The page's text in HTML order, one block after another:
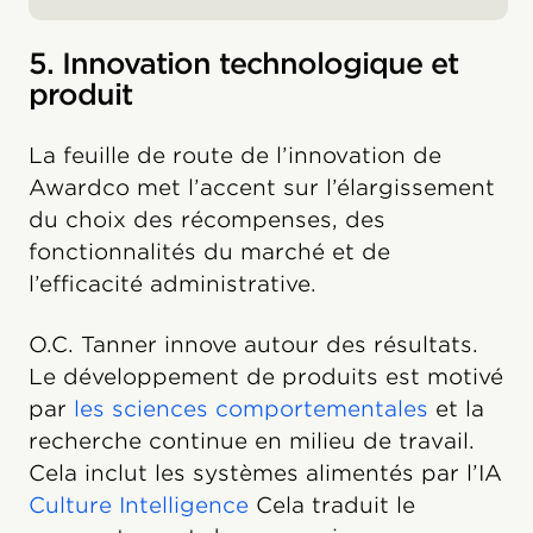
5. Innovation technologique et
produit
La feuille de route de l’innovation de
Awardco met l’accent sur l’élargissement
du choix des récompenses, des
fonctionnalités du marché et de
l’efficacité administrative.
O.C. Tanner innove autour des résultats.
Le développement de produits est motivé
par les sciences comportementales et la
recherche continue en milieu de travail.
Cela inclut les systèmes alimentés par l’IA
Culture Intelligence Cela traduit le